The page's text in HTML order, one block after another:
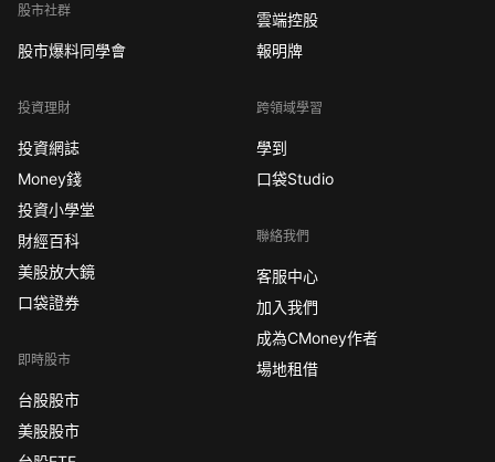
股市社群
股市爆料同學會
投資理財
投資網誌
Money錢
投資小學堂
財經百科
美股放大鏡
口袋證券
即時股市
台股股市
美股股市
雲端控股
報明牌
跨領域學習
學到
口袋Studio
聯絡我們
客服中心
加入我們
成為CMoney作者
場地租借